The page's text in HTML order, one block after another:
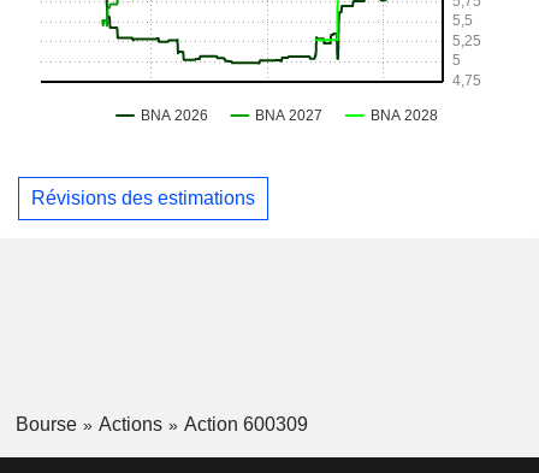
Révisions des estimations
Bourse Actions Action 600309